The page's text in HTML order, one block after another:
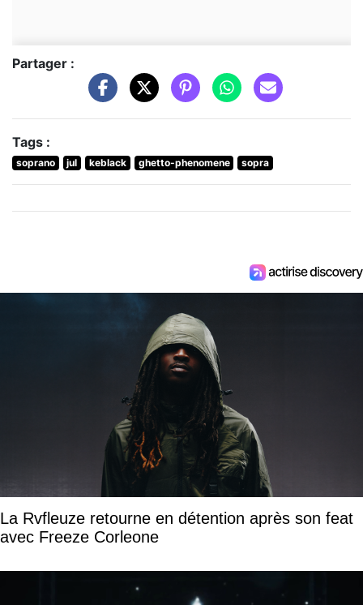
Partager :
Tags :
soprano jul keblack ghetto-phenomene sopra
La Rvfleuze retourne en détention après son feat
avec Freeze Corleone